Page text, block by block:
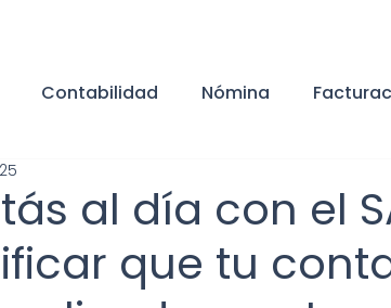
Contabilidad Nómina
fiscales
Declaraciones Buen Fin
al día con el
que tu